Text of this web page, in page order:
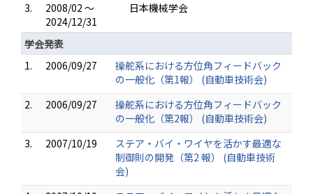
3.
2008/02 ～
2024/12/31
日本機械学会
学会発表
1.
2006/09/27
操舵系における方位角フィードバック
の一般化（第1報） (自動車技術会)
2.
2006/09/27
操舵系における方位角フィードバック
の一般化（第2報） (自動車技術会)
3.
2007/10/19
ステア・バイ・ワイヤを活かす最適な
制御則の開発（第2 報） (自動車技術
会)